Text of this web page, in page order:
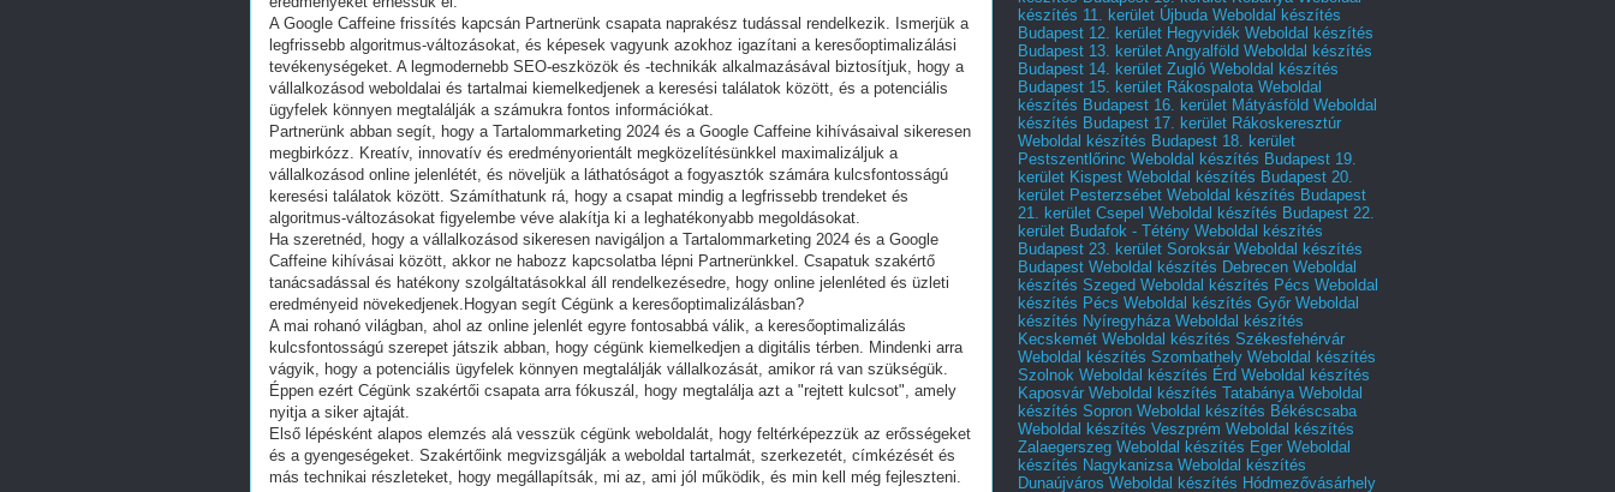
A Google Caffeine frissítés kapcsán Partnerünk csapata naprakész tudással rendelkezik. Ismerjük a
legfrissebb algoritmus-változásokat, és képesek vagyunk azokhoz igazítani a keresőoptimalizálási
tevékenységeket. A legmodernebb SEO-eszközök és -technikák alkalmazásával biztosítjuk, hogy a
vállalkozásod weboldalai és tartalmai kiemelkedjenek a keresési találatok között, és a potenciális
ügyfelek könnyen megtalálják a számukra fontos információkat.
Partnerünk abban segít, hogy a Tartalommarketing 2024 és a Google Caffeine kihívásaival sikeresen
megbirkózz. Kreatív, innovatív és eredményorientált megközelítésünkkel maximalizáljuk a
vállalkozásod online jelenlétét, és növeljük a láthatóságot a fogyasztók számára kulcsfontosságú
keresési találatok között. Számíthatunk rá, hogy a csapat mindig a legfrissebb trendeket és
algoritmus-változásokat figyelembe véve alakítja ki a leghatékonyabb megoldásokat.
Ha szeretnéd, hogy a vállalkozásod sikeresen navigáljon a Tartalommarketing 2024 és a Google
Caffeine kihívásai között, akkor ne habozz kapcsolatba lépni Partnerünkkel. Csapatuk szakértő
tanácsadással és hatékony szolgáltatásokkal áll rendelkezésedre, hogy online jelenléted és üzleti
eredményeid növekedjenek.Hogyan segít Cégünk a keresőoptimalizálásban?
A mai rohanó világban, ahol az online jelenlét egyre fontosabbá válik, a keresőoptimalizálás
kulcsfontosságú szerepet játszik abban, hogy cégünk kiemelkedjen a digitális térben. Mindenki arra
vágyik, hogy a potenciális ügyfelek könnyen megtalálják vállalkozását, amikor rá van szükségük.
Éppen ezért Cégünk szakértői csapata arra fókuszál, hogy megtalálja azt a "rejtett kulcsot", amely
nyitja a siker ajtaját.
Első lépésként alapos elemzés alá vesszük cégünk weboldalát, hogy feltérképezzük az erősségeket
és a gyengeségeket. Szakértőink megvizsgálják a weboldal tartalmát, szerkezetét, címkézését és
más technikai részleteket, hogy megállapítsák, mi az, ami jól működik, és min kell még fejleszteni.
készítés 11. kerület Újbuda Weboldal készítés
Budapest 12. kerület Hegyvidék Weboldal készítés
Budapest 13. kerület Angyalföld Weboldal készítés
Budapest 14. kerület Zugló Weboldal készítés
Budapest 15. kerület Rákospalota Weboldal
készítés Budapest 16. kerület Mátyásföld Weboldal
készítés Budapest 17. kerület Rákoskeresztúr
Weboldal készítés Budapest 18. kerület
Pestszentlőrinc Weboldal készítés Budapest 19.
kerület Kispest Weboldal készítés Budapest 20.
kerület Pesterzsébet Weboldal készítés Budapest
21. kerület Csepel Weboldal készítés Budapest 22.
kerület Budafok - Tétény Weboldal készítés
Budapest 23. kerület Soroksár Weboldal készítés
Budapest Weboldal készítés Debrecen Weboldal
készítés Szeged Weboldal készítés Pécs Weboldal
készítés Pécs Weboldal készítés Győr Weboldal
készítés Nyíregyháza Weboldal készítés
Kecskemét Weboldal készítés Székesfehérvár
Weboldal készítés Szombathely Weboldal készítés
Szolnok Weboldal készítés Érd Weboldal készítés
Kaposvár Weboldal készítés Tatabánya Weboldal
készítés Sopron Weboldal készítés Békéscsaba
Weboldal készítés Veszprém Weboldal készítés
Zalaegerszeg Weboldal készítés Eger Weboldal
készítés Nagykanizsa Weboldal készítés
Dunaújváros Weboldal készítés Hódmezővásárhely